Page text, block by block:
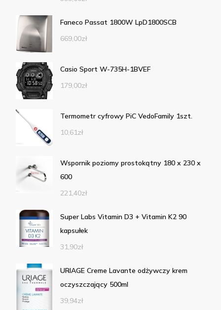
Faneco Passat 1800W LpD1800SCB
669,00zł
Casio Sport W-735H-1BVEF
179,00zł
Termometr cyfrowy PiC VedoFamily 1szt.
10,61zł
Wspornik poziomy prostokątny 180 x 230 x
600
221,40zł
Super Labs Vitamin D3 + Vitamin K2 90
kapsułek
31,90zł
URIAGE Creme Lavante odżywczy krem
oczyszczający 500ml
39,94zł